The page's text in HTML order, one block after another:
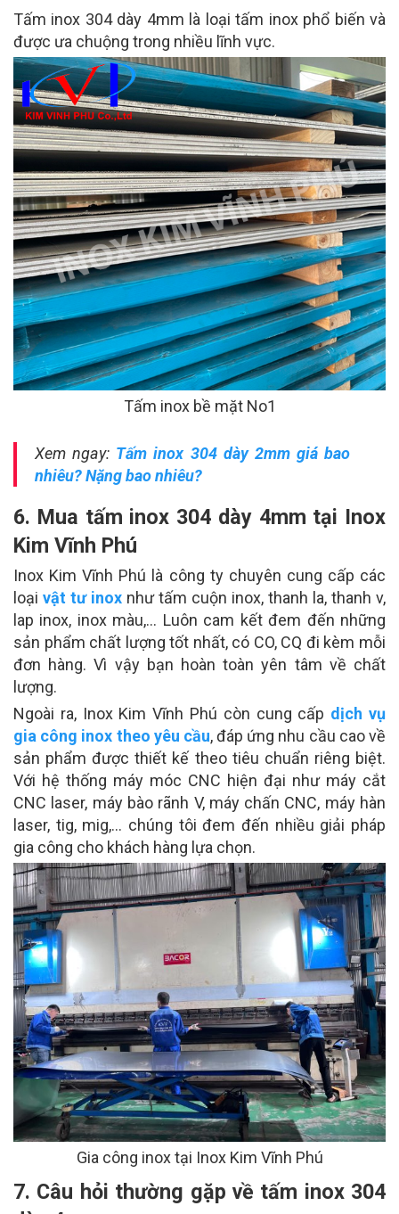
Tấm inox 304 dày 4mm là loại tấm inox phổ biến và
được ưa chuộng trong nhiều lĩnh vực.
Tấm inox bề mặt No1
Xem ngay: Tấm inox 304 dày 2mm giá bao
nhiêu? Nặng bao nhiêu?
6. Mua tấm inox 304 dày 4mm tại Inox
Kim Vĩnh Phú
Inox Kim Vĩnh Phú là công ty chuyên cung cấp các
loại vật tư inox như tấm cuộn inox, thanh la, thanh v,
lap inox, inox màu,… Luôn cam kết đem đến những
sản phẩm chất lượng tốt nhất, có CO, CQ đi kèm mỗi
đơn hàng. Vì vậy bạn hoàn toàn yên tâm về chất
lượng.
Ngoài ra, Inox Kim Vĩnh Phú còn cung cấp dịch vụ
gia công inox theo yêu cầu, đáp ứng nhu cầu cao về
sản phẩm được thiết kế theo tiêu chuẩn riêng biệt.
Với hệ thống máy móc CNC hiện đại như máy cắt
CNC laser, máy bào rãnh V, máy chấn CNC, máy hàn
laser, tig, mig,… chúng tôi đem đến nhiều giải pháp
gia công cho khách hàng lựa chọn.
Gia công inox tại Inox Kim Vĩnh Phú
7. Câu hỏi thường gặp về tấm inox 304